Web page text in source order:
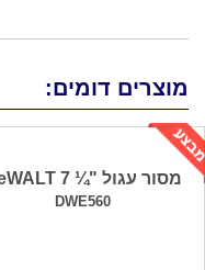
מוצרים דומים:
מסור עגול "¼ 7 DeWALT
DWE560